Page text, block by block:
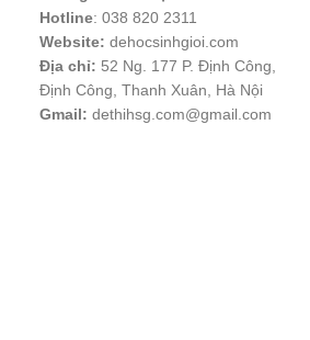
Hotline: 038 820 2311
Website: dehocsinhgioi.com
Địa chỉ: 52 Ng. 177 P. Định Công,
Định Công, Thanh Xuân, Hà Nội
Gmail: dethihsg.com@gmail.com